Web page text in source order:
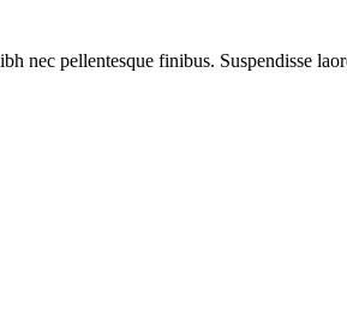
nec pellentesque finibus. Suspendisse